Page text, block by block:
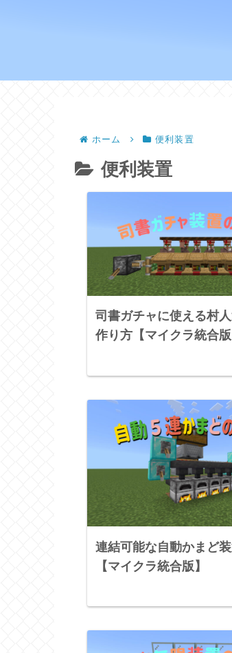
ホーム 便利装置
便利装置
司書ガチャに使える村
作り方【マイクラ統合版
連結可能な自動かまど
【マイクラ統合版】